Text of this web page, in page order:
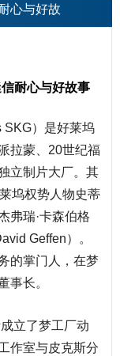
心与好故
耐心与好故事
SKG）是好莱坞
拉蒙、20世纪福
立制片大厂。其
坞权势人物史蒂
弗瑞·卡森伯格
Geffen）。
的掌门人，在梦
事长。
立了梦工厂动
作室与皮克斯分